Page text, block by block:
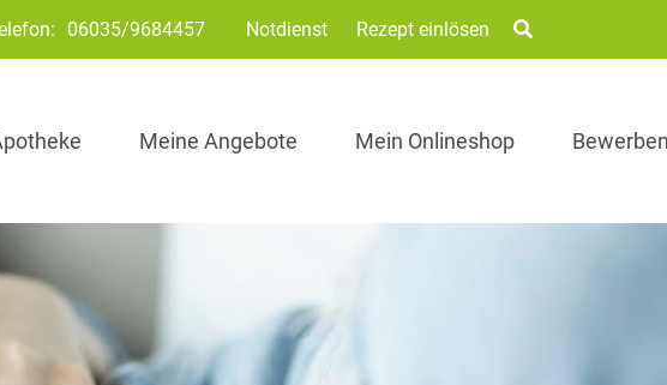
06035/9684457 Notdienst Rezept einlösen
Meine Angebote Mein Onlineshop